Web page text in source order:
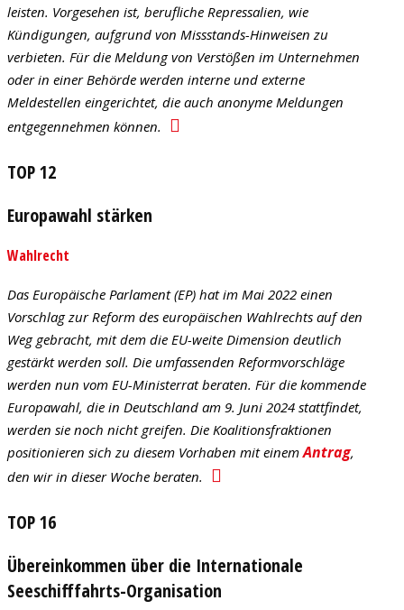
leisten. Vorgesehen ist, berufliche Repressalien, wie
Kündigungen, aufgrund von Missstands-Hinweisen zu
verbieten. Für die Meldung von Verstößen im Unternehmen
oder in einer Behörde werden interne und externe
Meldestellen eingerichtet, die auch anonyme Meldungen
entgegennehmen können.
TOP 12
Europawahl stärken
Wahlrecht
Das Europäische Parlament (EP) hat im Mai 2022 einen
Vorschlag zur Reform des europäischen Wahlrechts auf den
Weg gebracht, mit dem die EU-weite Dimension deutlich
gestärkt werden soll. Die umfassenden Reformvorschläge
werden nun vom EU-Ministerrat beraten. Für die kommende
Europawahl, die in Deutschland am 9. Juni 2024 stattfindet,
werden sie noch nicht greifen. Die Koalitionsfraktionen
positionieren sich zu diesem Vorhaben mit einemAntrag,
den wir in dieser Woche beraten.
TOP 16
Übereinkommen über die Internationale
Seeschifffahrts-Organisation